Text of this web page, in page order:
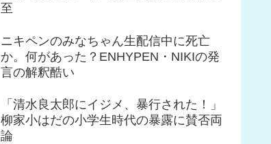
至
ニキペンのみなちゃん生配信中に死亡
か。何があった？ENHYPEN・NIKIの発
言の解釈酷い
「清水良太郎にイジメ、暴行された！」
柳家小はだの小学生時代の暴露に賛否両
論